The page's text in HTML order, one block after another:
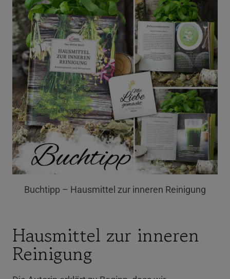
Buchtipp – Hausmittel zur inneren Reinigung
Hausmittel zur inneren
Reinigung